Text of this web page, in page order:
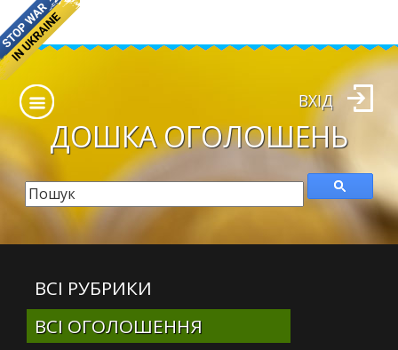
ДОШКАОГОЛОШЕНЬ
ВХІД
ВСІ РУБРИКИ
ВСІ ОГОЛОШЕННЯ